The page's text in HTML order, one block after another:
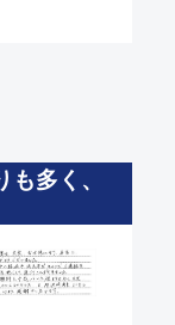
多く、